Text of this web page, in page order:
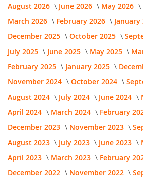
August 2026 June 2026 May 2026
March 2026
February 2026
January
December 2025
October 2025
July 2025
June 2025 May 2025
February 2025
January 2025
November 2024
October 2024
August 2024
July 2024 June 2024
April 2024
March 2024 February
December 2023
November 2023
August 2023
July 2023 June 2023
April 2023
March 2023 February
December 2022
November 2022